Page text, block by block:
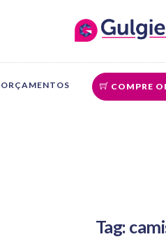
ORÇAMENTOS COMPRE
Tag: